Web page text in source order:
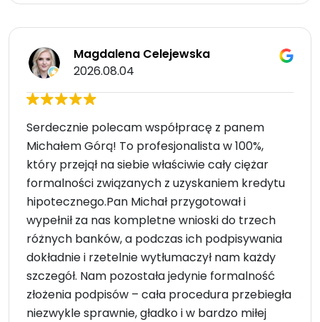
Magdalena Celejewska
2026.08.04
Serdecznie polecam współpracę z panem
Michałem Górą! To profesjonalista w 100%,
który przejął na siebie właściwie cały ciężar
formalności związanych z uzyskaniem kredytu
hipotecznego. ​Pan Michał przygotował i
wypełnił za nas kompletne wnioski do trzech
różnych banków, a podczas ich podpisywania
dokładnie i rzetelnie wytłumaczył nam każdy
szczegół. Nam pozostała jedynie formalność
złożenia podpisów – cała procedura przebiegła
niezwykle sprawnie, gładko i w bardzo miłej